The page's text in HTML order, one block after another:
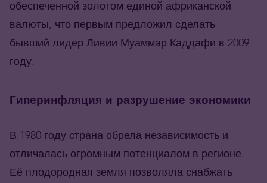
обеспеченной золотом единой африканской
валюты, что первым предложил сделать
бывший лидер Ливии Муаммар Каддафи в 2009
году.
Гиперинфляция и разрушение экономики
В 1980 году страна обрела независимость и
отличалась огромным потенциалом в регионе.
Её плодородная земля позволяла снабжать